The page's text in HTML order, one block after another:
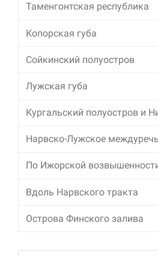
Таменгонтская республика
Копорская губа
Сойкинский полуостров
Лужская губа
Кургальский полуостров и
Нарвско-Лужское
По Ижорской
Вдоль Нарвского тракта
Острова Финского залива